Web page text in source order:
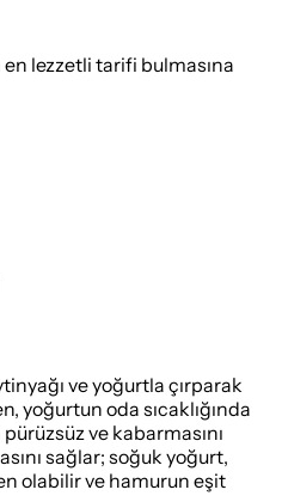
en lezzetli tarifi bulmasına
ve yoğurtla çırparak
yoğurtun oda sıcaklığında
pürüzsüz ve kabarmasını
sağlar; soğuk yoğurt,
olabilir ve hamurun eşit